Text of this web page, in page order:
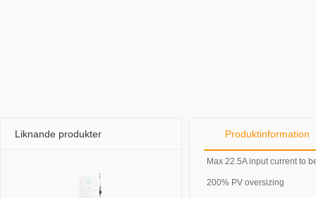
Liknande produkter Produktinformation
Max 22.5A input current to
200% PV oversizing